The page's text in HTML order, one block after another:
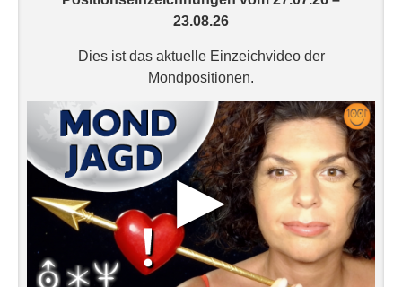
23.08.26
Dies ist das aktuelle Einzeichvideo der
Mondpositionen.
▶